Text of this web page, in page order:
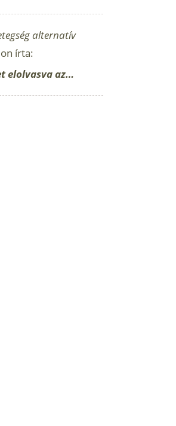
alternatív
írta:
elolvasva az…